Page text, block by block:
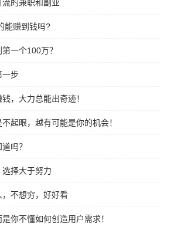
的兼职和副业
能赚到钱吗?
一个100万？
一步
，大力总能出奇迹！
起眼，越有可能是你的机会！
吗？
择大于努力
不想穷，好好看
你不懂如何创造用户需求！